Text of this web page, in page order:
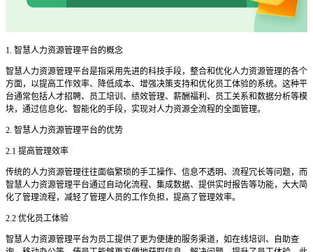
1. 智慧人力资源管理平台的概念
智慧人力资源管理平台是指采用先进的科技手段，整合和优化人力资源管理的各个
方面，以提高工作效率、降低成本、增强决策支持和优化员工体验的系统。这种平
台通常包括人才招聘、员工培训、绩效管理、薪酬福利、员工关系和数据分析等模
块，通过信息化、智能化的手段，实现对人力资源全流程的全面管理。
2. 智慧人力资源管理平台的优势
2.1 提高管理效率
传统的人力资源管理往往面临繁琐的手工操作、信息不透明、流程冗长等问题，而
智慧人力资源管理平台通过自动化流程、集成数据、提供实时报告等功能，大大简
化了管理流程，减轻了管理人员的工作负担，提高了管理效率。
2.2 优化员工体验
智慧人力资源管理平台为员工提供了更为便捷的服务渠道，如在线培训、自助查